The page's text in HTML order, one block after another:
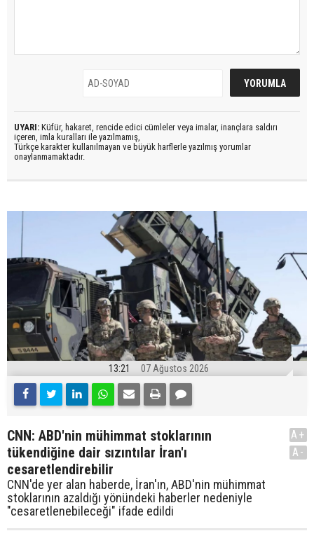
UYARI: Küfür, hakaret, rencide edici cümleler veya imalar, inançlara saldırı
içeren, imla kuralları ile yazılmamış,
Türkçe karakter kullanılmayan ve büyük harflerle yazılmış yorumlar
onaylanmamaktadır.
13:21 07 Ağustos 2026
CNN: ABD'nin mühimmat stoklarının
tükendiğine dair sızıntılar İran'ı
cesaretlendirebilir
CNN'de yer alan haberde, İran'ın, ABD'nin mühimmat
stoklarının azaldığı yönündeki haberler nedeniyle
"cesaretlenebileceği" ifade edildi
A+
A-